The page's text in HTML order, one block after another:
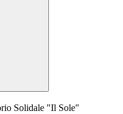
Solidale "Il Sole"